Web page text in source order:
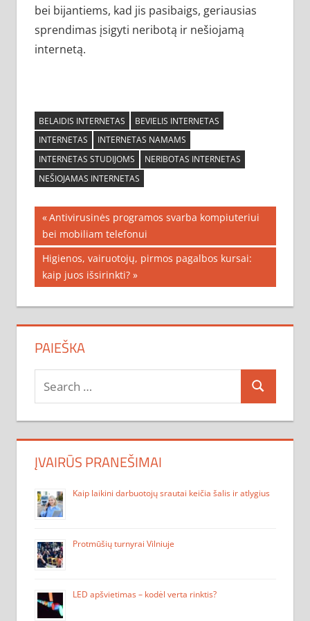
bei bijantiems, kad jis pasibaigs, geriausias
sprendimas įsigyti neribotą ir nešiojamą
internetą.
BELAIDIS INTERNETAS
BEVIELIS INTERNETAS
INTERNETAS
INTERNETAS NAMAMS
INTERNETAS STUDIJOMS
NERIBOTAS INTERNETAS
NEŠIOJAMAS INTERNETAS
Navigacija
tarp
įrašų
Previous
Post:
Antivirusinės programos svarba kompiuteriui
bei mobiliam telefonui
Next
Post:
Higienos, vairuotojų, pirmos pagalbos kursai:
kaip juos išsirinkti?
PAIEŠKA
Search
for:
Search
ĮVAIRŪS PRANEŠIMAI
Kaip laikini darbuotojų srautai keičia šalis ir atlygius
Protmūšių turnyrai Vilniuje
LED apšvietimas – kodėl verta rinktis?